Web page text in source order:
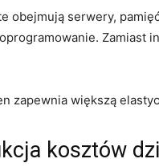
obejmują serwery,
Zamiast
zapewnia większą
kosztów